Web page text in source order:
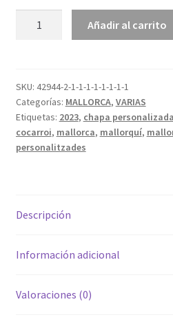
Añadir al carrito
SKU: 42944-2-1-1-1-1-1-1-1-1
Categorías: MALLORCA, VARIAS
Etiquetas: 2023, chapa personalizada
cocarroi, mallorca, mallorquí,
personalitzades
Descripción
Información adicional
Valoraciones (0)